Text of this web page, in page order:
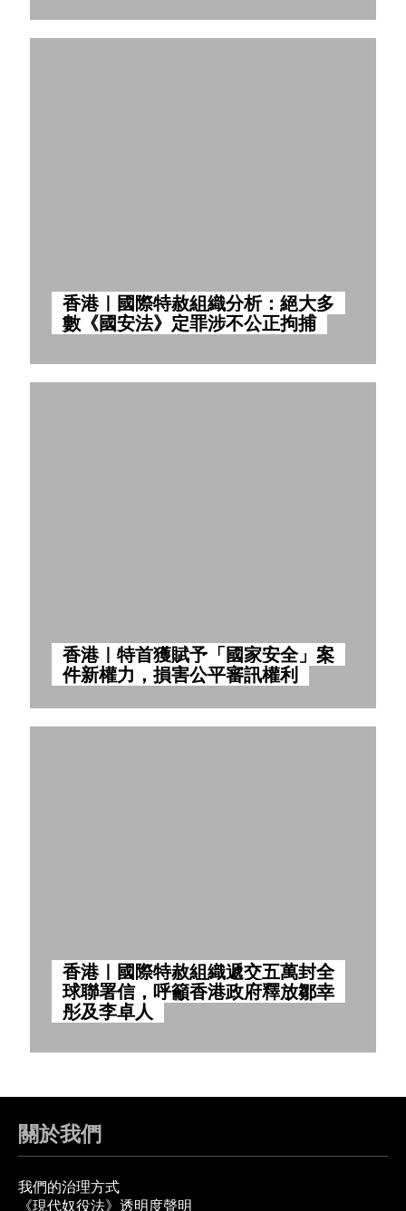
香港｜國際特赦組織分析：絕大多
數《國安法》定罪涉不公正拘捕
香港｜特首獲賦予「國家安全」案
件新權力，損害公平審訊權利
香港｜國際特赦組織遞交五萬封全
球聯署信，呼籲香港政府釋放鄒幸
彤及李卓人
關於我們
我們的治理方式
《現代奴役法》透明度聲明